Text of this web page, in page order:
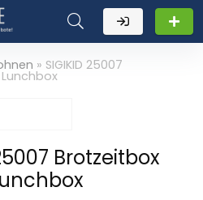
» SIGIKID 25007
Brotzeitbox